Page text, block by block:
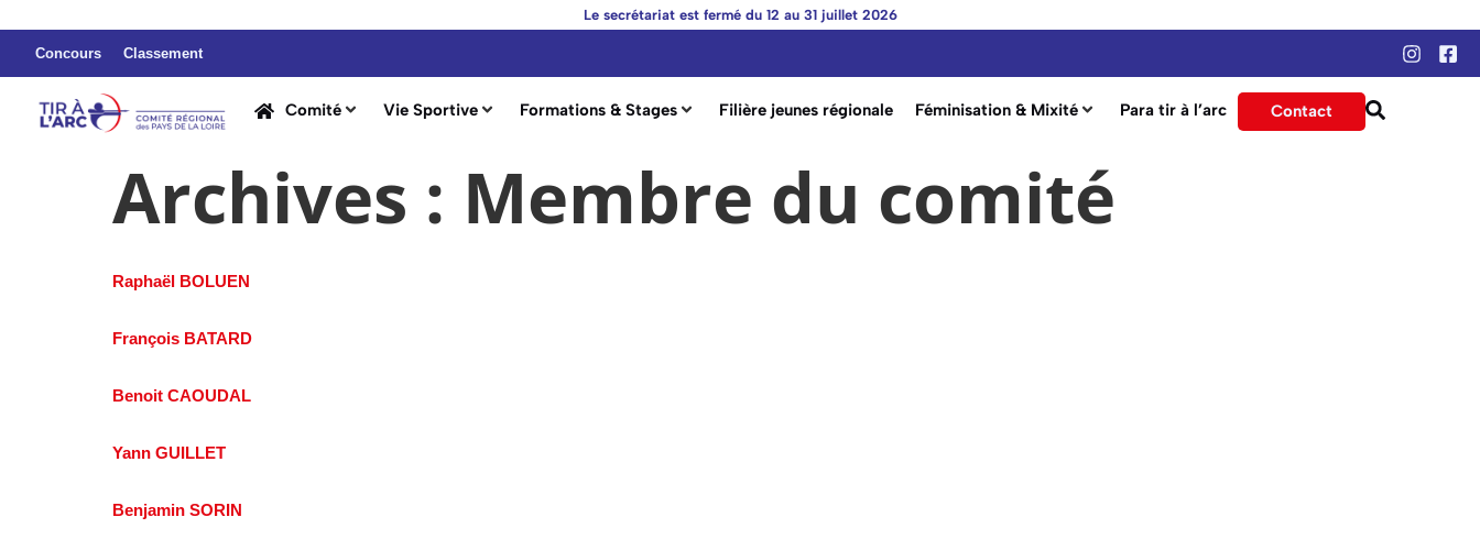
Le secrétariat est fermé du 12 au 31 juillet 2026
Concours Classement
Comité Vie Sportive Formations & Stages Filière jeunes régionale Féminisation & Mixité Para tir à l’arc Contact
Archives : Membre du comité
Raphaël BOLUEN
François BATARD
Benoit CAOUDAL
Yann GUILLET
Benjamin SORIN